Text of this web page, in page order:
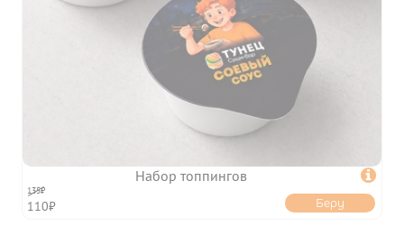
Набор топпингов 
135₽
110₽ Беру